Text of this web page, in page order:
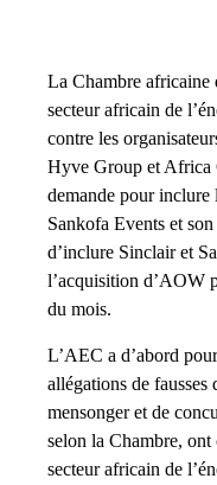
La Chambre
secteur africain de
contre les
Hyve Group et Africa
demande pour inclure
Sankofa Events et
d’inclure Sinclair et
l’acquisition d’AOW
du mois.
L’AEC a d’abord
allégations de
mensonger et de
selon la Chambre,
secteur africain de